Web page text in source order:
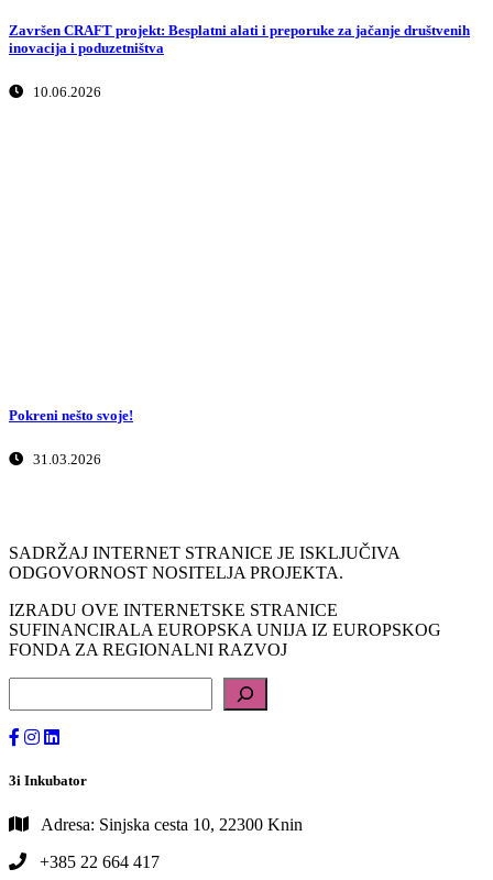
Završen CRAFT projekt: Besplatni alati i preporuke za jačanje društvenih
inovacija i poduzetništva
10.06.2026
Pokreni nešto svoje!
31.03.2026
SADRŽAJ INTERNET STRANICE JE ISKLJUČIVA
ODGOVORNOST NOSITELJA PROJEKTA.
IZRADU OVE INTERNETSKE STRANICE
SUFINANCIRALA EUROPSKA UNIJA IZ EUROPSKOG
FONDA ZA REGIONALNI RAZVOJ
3i Inkubator
Adresa: Sinjska cesta 10, 22300 Knin
+385 22 664 417